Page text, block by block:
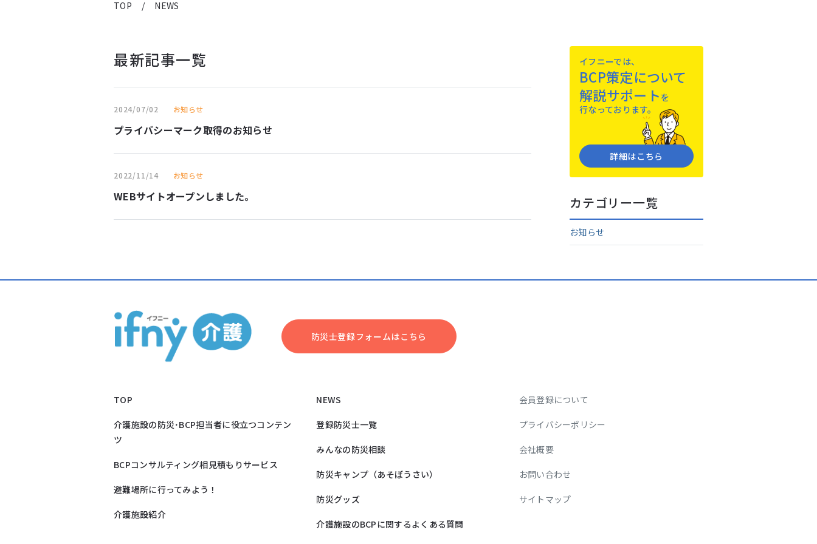
TOP / NEWS
最新記事一覧
2024/07/02 お知らせ
プライバシーマーク取得のお知らせ
2022/11/14 お知らせ
WEBサイトオープンしました。
イフニーでは、
BCP策定について
解説サポート を
⾏なっております。
詳細はこちら
カテゴリー一覧
お知らせ
防災⼠登録フォームはこちら
TOP
介護施設の防災･BCP担当者に役立つコンテン
ツ
BCPコンサルティング相見積もりサービス
避難場所に行ってみよう！
介護施設紹介
NEWS
登録防災士一覧
みんなの防災相談
防災キャンプ（あそぼうさい）
防災グッズ
介護施設のBCPに関するよくある質問
会員登録について
プライバシーポリシー
会社概要
お問い合わせ
サイトマップ